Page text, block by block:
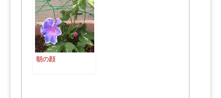
朝の顔